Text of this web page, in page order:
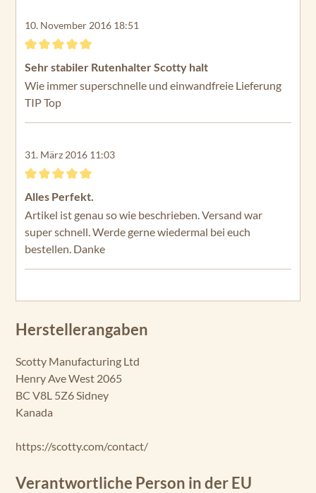
10. November 2016 18:51
Bewertung mit 5 von 5 Sternen
Sehr stabiler Rutenhalter Scotty halt
Wie immer superschnelle und einwandfreie Lieferung
TIP Top
31. März 2016 11:03
Bewertung mit 5 von 5 Sternen
Alles Perfekt.
Artikel ist genau so wie beschrieben. Versand war
super schnell. Werde gerne wiedermal bei euch
bestellen. Danke
Herstellerangaben
Scotty Manufacturing Ltd
Henry Ave West 2065
BC V8L 5Z6 Sidney
Kanada
https://scotty.com/contact/
Verantwortliche Person in der EU